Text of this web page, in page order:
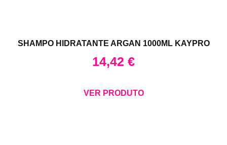
SHAMPO HIDRATANTE ARGAN 1000ML KAYPRO
14,42 €
VER PRODUTO